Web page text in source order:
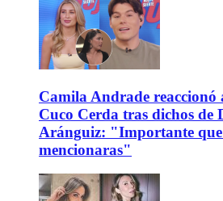
Camila Andrade reaccionó
Cuco Cerda tras dichos de
Aránguiz: "Importante
mencionaras"